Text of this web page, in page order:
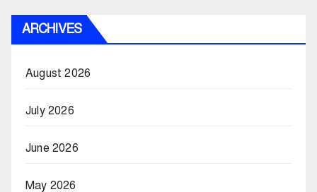
ARCHIVES
August 2026
July 2026
June 2026
May 2026